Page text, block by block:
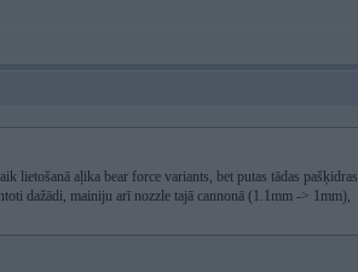
lietošanā aļika bear force variants, bet putas tādas pašķidras
dažādi, mainiju arī nozzle tajā cannonā (1.1mm -> 1mm),